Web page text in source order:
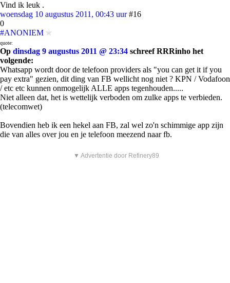
Vind ik leuk .
woensdag 10 augustus 2011, 00:43 uur #16
0
#ANONIEM
quote:
Op dinsdag 9 augustus 2011 @ 23:34 schreef RRRinho het
volgende:
Whatsapp wordt door de telefoon providers als "you can get it if you
pay extra" gezien, dit ding van FB wellicht nog niet ? KPN / Vodafoon
/ etc etc kunnen onmogelijk ALLE apps tegenhouden.....
Niet alleen dat, het is wettelijk verboden om zulke apps te verbieden.
(telecomwet)
Bovendien heb ik een hekel aan FB, zal wel zo'n schimmige app zijn
die van alles over jou en je telefoon meezend naar fb.
▼ Advertentie door Refinery89